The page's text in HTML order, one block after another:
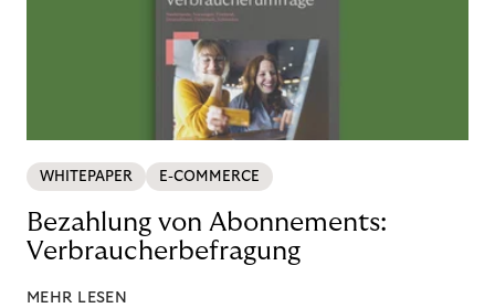
WHITEPAPER E-COMMERCE
Bezahlung von Abonnements:
Verbraucherbefragung
MEHR LESEN